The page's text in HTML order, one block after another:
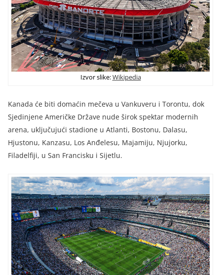
Izvor slike:Wikipedia
Kanada će biti domaćin mečeva u Vankuveru i Torontu, dok
Sjedinjene Američke Države nude širok spektar modernih
arena, uključujući stadione u Atlanti, Bostonu, Dalasu,
Hjustonu, Kanzasu, Los Anđelesu, Majamiju, Njujorku,
Filadelfiji, u San Francisku i Sijetlu.